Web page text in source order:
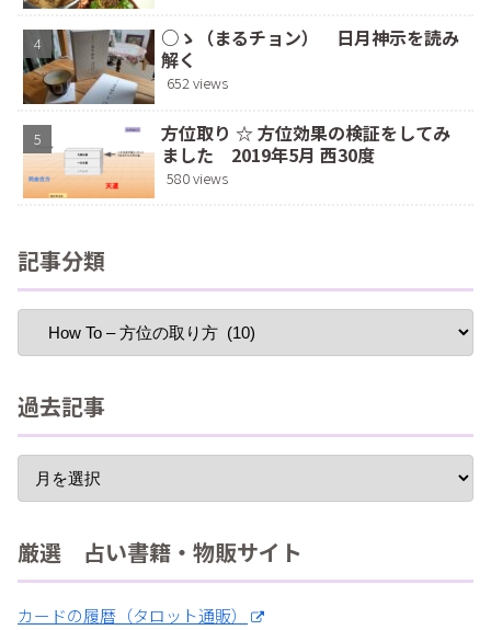
○ゝ（まるチョン） 日月神示を読み
解く
652 views
方位取り ☆ 方位効果の検証をしてみ
ました 2019年5月 西30度
580 views
記事分類
過去記事
厳選 占い書籍・物販サイト
カードの履暦（タロット通販）